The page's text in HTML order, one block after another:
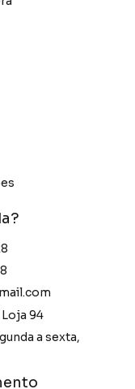
Loja 94
a sexta,